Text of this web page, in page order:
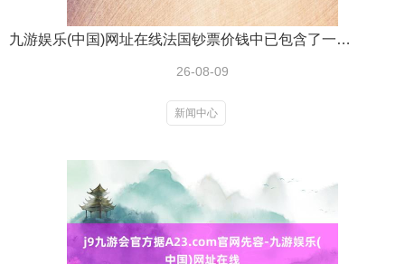
九游娱乐(中国)网址在线法国钞票价钱中已包含了一定的政事风险溢价-九游娱乐(中国)网址在线
26-08-09
新闻中心